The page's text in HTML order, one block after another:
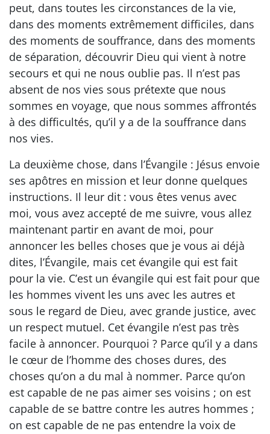
peut, dans toutes les circonstances de la vie,
dans des moments extrêmement difficiles, dans
des moments de souffrance, dans des moments
de séparation, découvrir Dieu qui vient à notre
secours et qui ne nous oublie pas. Il n’est pas
absent de nos vies sous prétexte que nous
sommes en voyage, que nous sommes affrontés
à des difficultés, qu’il y a de la souffrance dans
nos vies.
La deuxième chose, dans l’Évangile : Jésus envoie
ses apôtres en mission et leur donne quelques
instructions. Il leur dit : vous êtes venus avec
moi, vous avez accepté de me suivre, vous allez
maintenant partir en avant de moi, pour
annoncer les belles choses que je vous ai déjà
dites, l’Évangile, mais cet évangile qui est fait
pour la vie. C’est un évangile qui est fait pour que
les hommes vivent les uns avec les autres et
sous le regard de Dieu, avec grande justice, avec
un respect mutuel. Cet évangile n’est pas très
facile à annoncer. Pourquoi ? Parce qu’il y a dans
le cœur de l’homme des choses dures, des
choses qu’on a du mal à nommer. Parce qu’on
est capable de ne pas aimer ses voisins ; on est
capable de se battre contre les autres hommes ;
on est capable de ne pas entendre la voix de